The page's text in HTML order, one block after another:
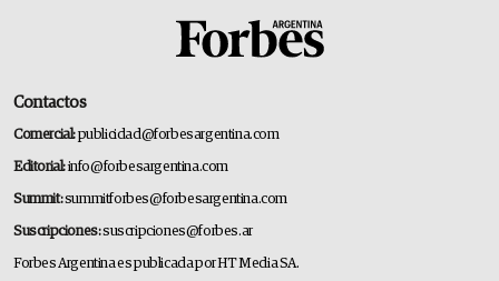
Contactos
Comercial:publicidad@forbesargentina.com
Editorial:info@forbesargentina.com
Summit:summitforbes@forbesargentina.com
Suscripciones:suscripciones@forbes.ar
Forbes Argentina es publicada por HT Media SA.